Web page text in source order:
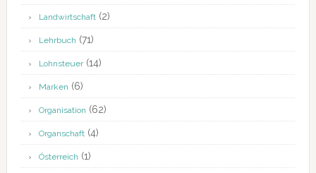
Landwirtschaft(2)
Lehrbuch (71)
Lohnsteuer(14)
Marken (6)
Organisation (62)
Organschaft(4)
Österreich (1)